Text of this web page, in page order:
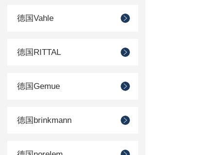
德国Vahle
德国RITTAL
德国Gemue
德国brinkmann